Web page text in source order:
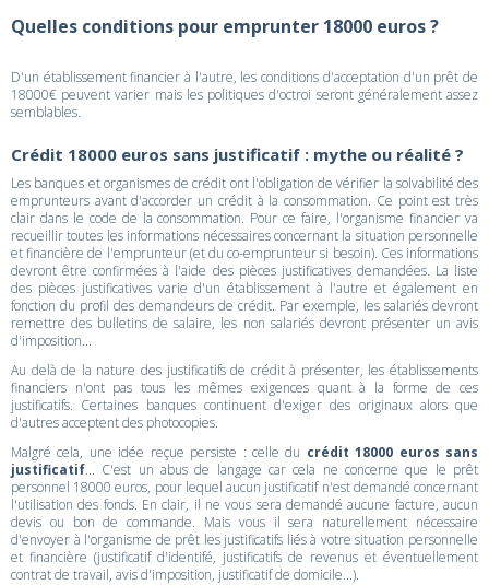
Quelles conditions pour emprunter 18000 euros ?
D'un établissement financier à l'autre, les conditions d'acceptation d'un prêt de
18000€ peuvent varier mais les politiques d'octroi seront généralement assez
semblables.
Crédit 18000 euros sans justificatif : mythe ou réalité ?
Les banques et organismes de crédit ont l'obligation de vérifier la solvabilité des
emprunteurs avant d'accorder un crédit à la consommation. Ce point est très
clair dans le code de la consommation. Pour ce faire, l'organisme financier va
recueillir toutes les informations nécessaires concernant la situation personnelle
et financière de l'emprunteur (et du co-emprunteur si besoin). Ces informations
devront être confirmées à l'aide des pièces justificatives demandées. La liste
des pièces justificatives varie d'un établissement à l'autre et également en
fonction du profil des demandeurs de crédit. Par exemple, les salariés devront
remettre des bulletins de salaire, les non salariés devront présenter un avis
d'imposition...
Au delà de la nature des justificatifs de crédit à présenter, les établissements
financiers n'ont pas tous les mêmes exigences quant à la forme de ces
justificatifs. Certaines banques continuent d'exiger des originaux alors que
d'autres acceptent des photocopies.
Malgré cela, une idée reçue persiste : celle du crédit 18000 euros sans
justificatif... C'est un abus de langage car cela ne concerne que le prêt
personnel 18000 euros, pour lequel aucun justificatif n'est demandé concernant
l'utilisation des fonds. En clair, il ne vous sera demandé aucune facture, aucun
devis ou bon de commande. Mais vous il sera naturellement nécessaire
d'envoyer à l'organisme de prêt les justificatifs liés à votre situation personnelle
et financière (justificatif d'identifé, justificatifs de revenus et éventuellement
contrat de travail, avis d'imposition, justificatif de domicile...).